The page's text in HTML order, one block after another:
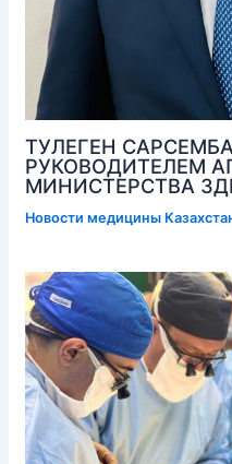
ТУЛЕГЕН
РУКОВОДИТЕЛЕМ
МИНИСТЕРСТВА
Новости медицины